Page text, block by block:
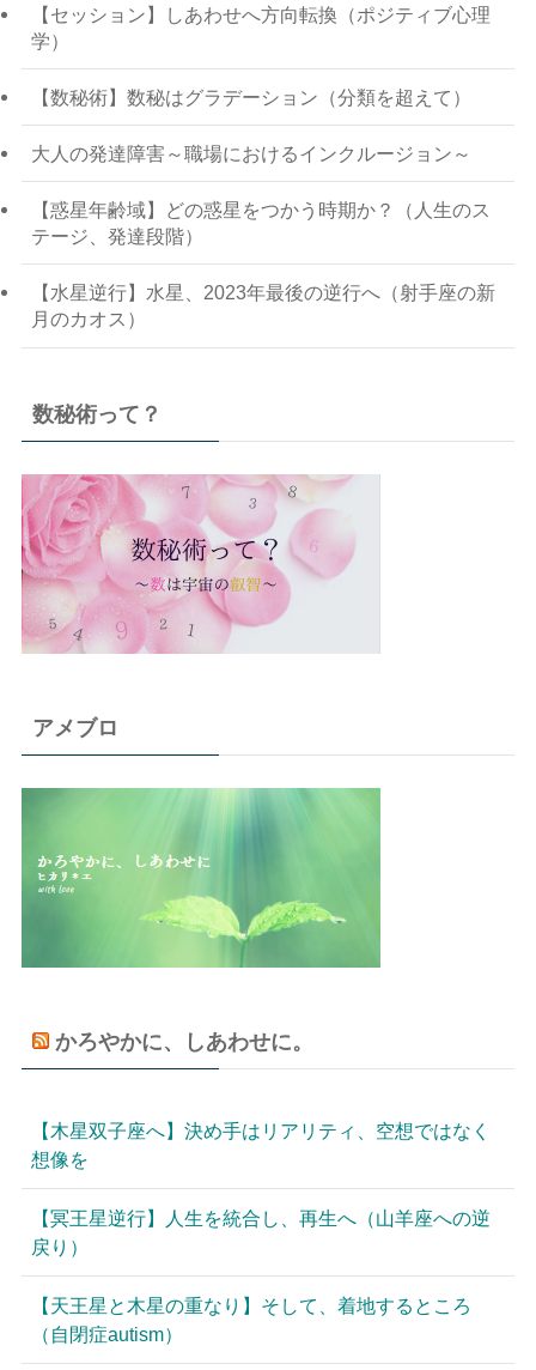
【セッション】しあわせへ方向転換（ポジティブ心理
学）
【数秘術】数秘はグラデーション（分類を超えて）
大人の発達障害～職場におけるインクルージョン～
【惑星年齢域】どの惑星をつかう時期か？（人生のス
テージ、発達段階）
【水星逆行】水星、2023年最後の逆行へ（射手座の新
月のカオス）
数秘術って？
アメブロ
かろやかに、しあわせに。
【木星双子座へ】決め手はリアリティ、空想ではなく
想像を
【冥王星逆行】人生を統合し、再生へ（山羊座への逆
戻り）
【天王星と木星の重なり】そして、着地するところ
（自閉症autism）